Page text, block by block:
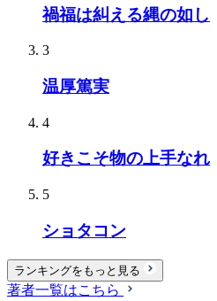
禍福は糾える縄の如し
3
温厚篤実
4
好きこそ物の上手なれ
5
ショタコン
ランキングをもっと見る
著者一覧はこちら